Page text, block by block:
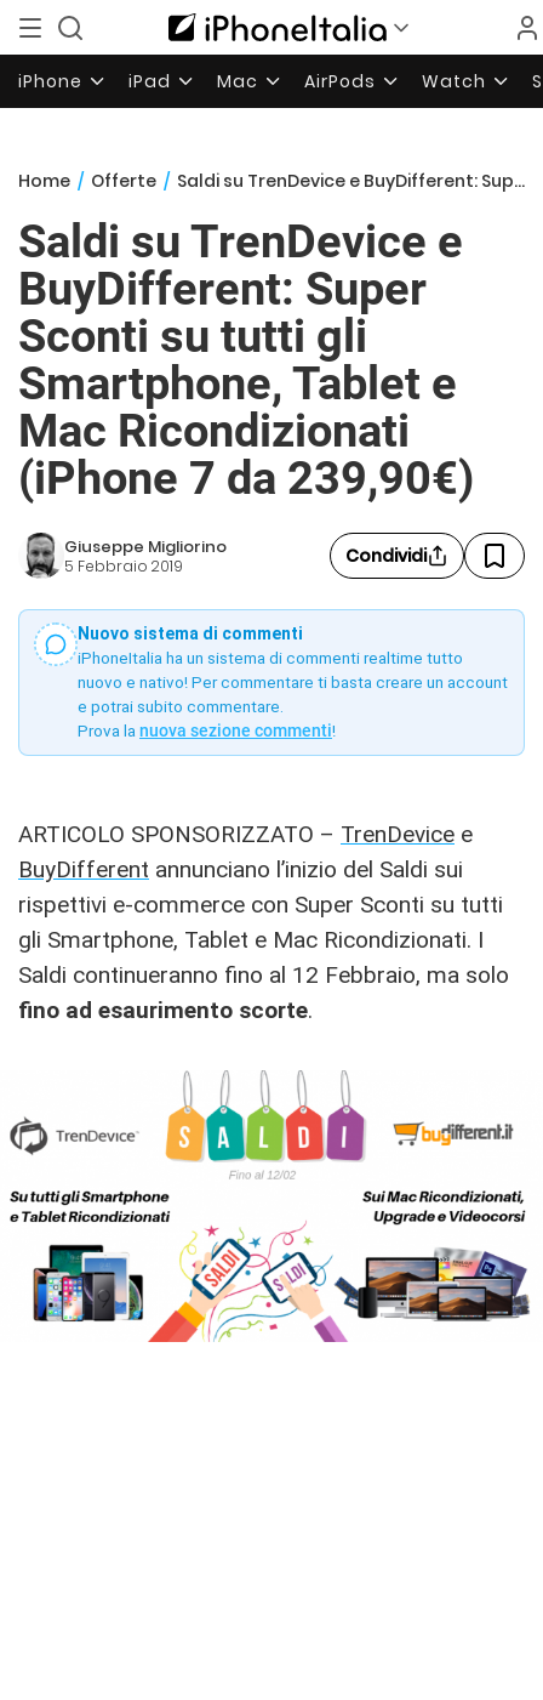
iPhone iPad Mac AirPods Watch
Home / Offerte / Saldi su TrenDevice e BuyDifferent: Super Sconti su tutti gli Smartphone, Tablet e Mac Ricondizionati (iPhone 7 da 239,90€)
Saldi su TrenDevice e
BuyDifferent: Super
Sconti su tutti gli
Smartphone, Tablet e
Mac Ricondizionati
(iPhone 7 da 239,90€)
Giuseppe Migliorino
5 Febbraio 2019 Condividi
Nuovo sistema di commenti
iPhoneItalia ha un sistema di commenti realtime tutto
nuovo e nativo! Per commentare ti basta creare un account
e potrai subito commentare.
Prova la nuova sezione commenti!
ARTICOLO SPONSORIZZATO – TrenDevice e
BuyDifferent annunciano l’inizio del Saldi sui
rispettivi e-commerce con Super Sconti su tutti
gli Smartphone, Tablet e Mac Ricondizionati. I
Saldi continueranno fino al 12 Febbraio, ma solo
fino ad esaurimento scorte.